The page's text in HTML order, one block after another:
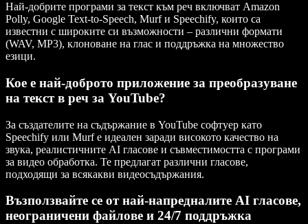
Най-добрите програми за текст към реч включват Amazon
Polly, Google Text-to-Speech, Murf и Speechify, които са
известни с широките си възможности – различни формати
(WAV, MP3), клоноване на глас и поддръжка на множество
езици.
Кое е най-доброто приложение за преобразуване
на текст в реч за YouTube?
За създателите на съдържание в YouTube софтуер като
Speechify или Murf е идеален заради високото качество на
звука, реалистичните AI гласове и съвместимостта с програми
за видео обработка. Те предлагат различни гласове,
подходящи за всякакви видеосъдържания.
Възползвайте се от най-напредналите AI гласове,
неограничени файлове и 24/7 поддръжка